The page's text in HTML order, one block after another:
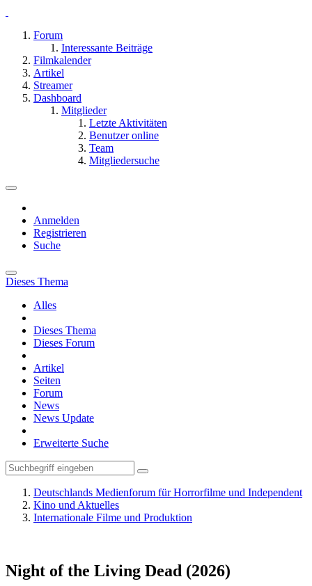
Forum
Interessante Beiträge
Filmkalender
Artikel
Streamer
Dashboard
Mitglieder
Letzte Aktivitäten
Benutzer online
Team
Mitgliedersuche
Anmelden
Registrieren
Suche
Dieses Thema
Alles
Dieses Thema
Dieses Forum
Artikel
Seiten
Forum
News
News Update
Erweiterte Suche
Deutschlands Medienforum für Horrorfilme und Independent
Kino und Aktuelles
Internationale Filme und Produktion
Night of the Living Dead (2026)